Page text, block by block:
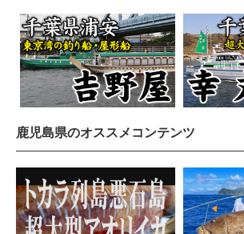
鹿児島県のオススメコンテンツ